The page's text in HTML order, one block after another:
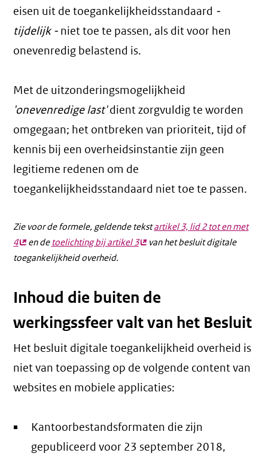
eisen uit de toegankelijkheidsstandaard -
tijdelijk - niet toe te passen, als dit voor hen
onevenredig belastend is.
Met de uitzonderingsmogelijkheid
'onevenredige last'dient zorgvuldig te worden
omgegaan; het ontbreken van prioriteit, tijd of
kennis bij een overheidsinstantie zijn geen
legitieme redenen om de
toegankelijkheidsstandaard niet toe te passen.
Zie voor de formele, geldende tekstartikel 3, lid 2 tot en met
4(externe
link)
en de toelichting bij artikel 3(externe
van het besluit digitale
toegankelijkheid overheid.
Inhoud die buiten de
werkingssfeer valt van het Besluit
Het besluit digitale toegankelijkheid overheid is
niet van toepassing op de volgende content van
websites en mobiele applicaties:
Kantoorbestandsformaten die zijn
gepubliceerd voor 23 september 2018,